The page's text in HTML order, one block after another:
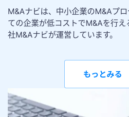
M&Aナビは、中小企業のM&Aプ
ての企業が低コストでM&Aを行
社M&Aナビが運営しています。
もっとみる